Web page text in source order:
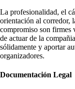
La profesionalidad, el
orientación al corredor,
compromiso son firmes
de actuar de la
sólidamente y aportar
organizadores.
Documentación Legal